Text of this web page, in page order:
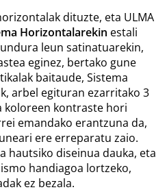
dituzte, eta ULMA
Horizontalarekin estali
leun satinatuarekin,
eginez, bertako gune
baitaude, Sistema
arbel egituran ezarritako 3
koloreen kontraste hori
emandako erantzuna da,
ere erreparatu zaio.
hautsiko diseinua dauka, eta
handiagoa lortzeko,
ez bezala.